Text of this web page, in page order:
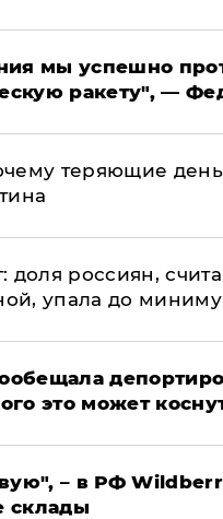
мы успешно
ракету", —
теряющие
доля россиян,
упала до
это может
– в РФ
склады